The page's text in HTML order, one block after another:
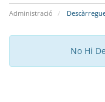
Administració
No Hi